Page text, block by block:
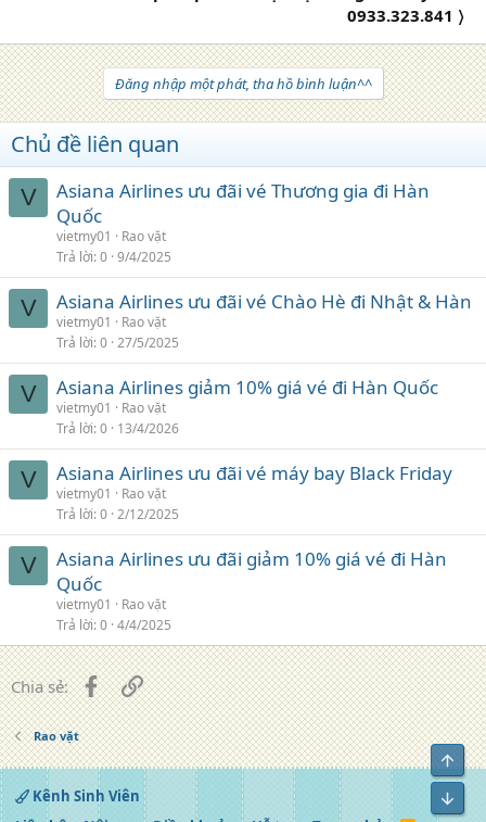
0933.323.841 〉
Đăng nhập một phát, tha hồ bình luận^^
Chủ đề liên quan
V
Asiana Airlines ưu đãi vé Thương gia đi Hàn
Quốc
vietmy01
Rao vặt
Trả lời 0 9/4/2025
V Asiana Airlines ưu đãi vé Chào Hè đi Nhật & Hàn
vietmy01
Rao vặt
Trả lời 0 27/5/2025
V Asiana Airlines giảm 10% giá vé đi Hàn Quốc
vietmy01
Rao vặt
Trả lời 0 13/4/2026
V Asiana Airlines ưu đãi vé máy bay Black Friday
vietmy01
Rao vặt
Trả lời 0 2/12/2025
V
Asiana Airlines ưu đãi giảm 10% giá vé đi Hàn
Quốc
vietmy01
Rao vặt
Trả lời 0 4/4/2025
Chia sẻ: FacebookLiên kết
Rao vặt
Kênh Sinh Viên
Top